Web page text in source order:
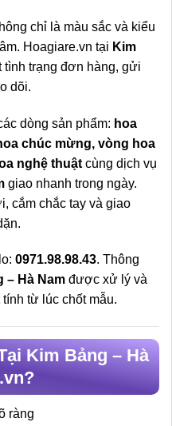
chỉ là màu sắc và kiểu
Hoagiare.vn tại Kim
tình trạng đơn hàng, gửi
dõi.
dòng sản phẩm: hoa
chúc mừng, vòng hoa
nghệ thuật cùng dịch vụ
giao nhanh trong ngày.
cắm chắc tay và giao
0971.98.98.43. Thông
– Hà Nam được xử lý và
tính từ lúc chốt mẫu.
Kim Bảng – Hà
ràng